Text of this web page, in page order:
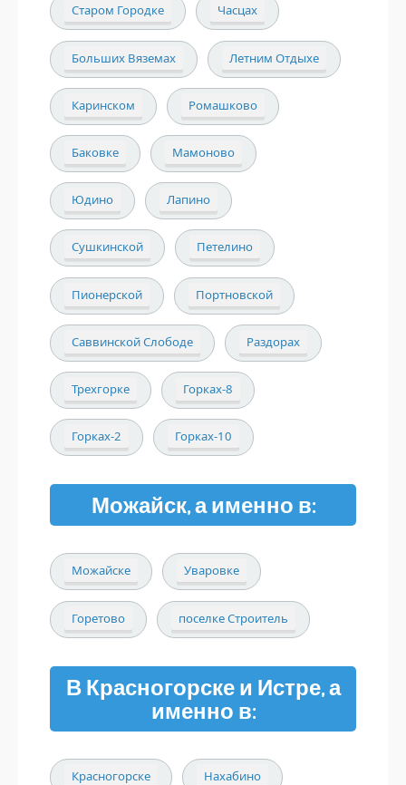
Старом Городке Часцах
Больших Вяземах Летним Отдыхе
Каринском Ромашково
Баковке Мамоново
Юдино Лапино
Сушкинской Петелино
Пионерской Портновской
Саввинской Слободе Раздорах
Трехгорке Горках-8
Горках-2 Горках-10
Можайск, а именно в:
Можайске Уваровке
Горетово поселке Строитель
В Красногорске и Истре, а
именно в:
Красногорске Нахабино